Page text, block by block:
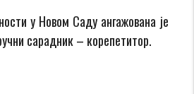
у Новом Саду ангажована је
сарадник – корепетитор.